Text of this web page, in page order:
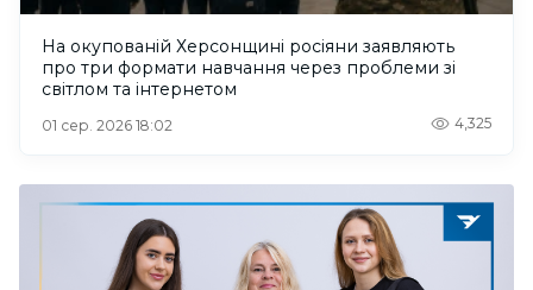
На окупованій Херсонщині росіяни заявляють
про три формати навчання через проблеми зі
світлом та інтернетом
01 сер. 2026 18:02 4,325